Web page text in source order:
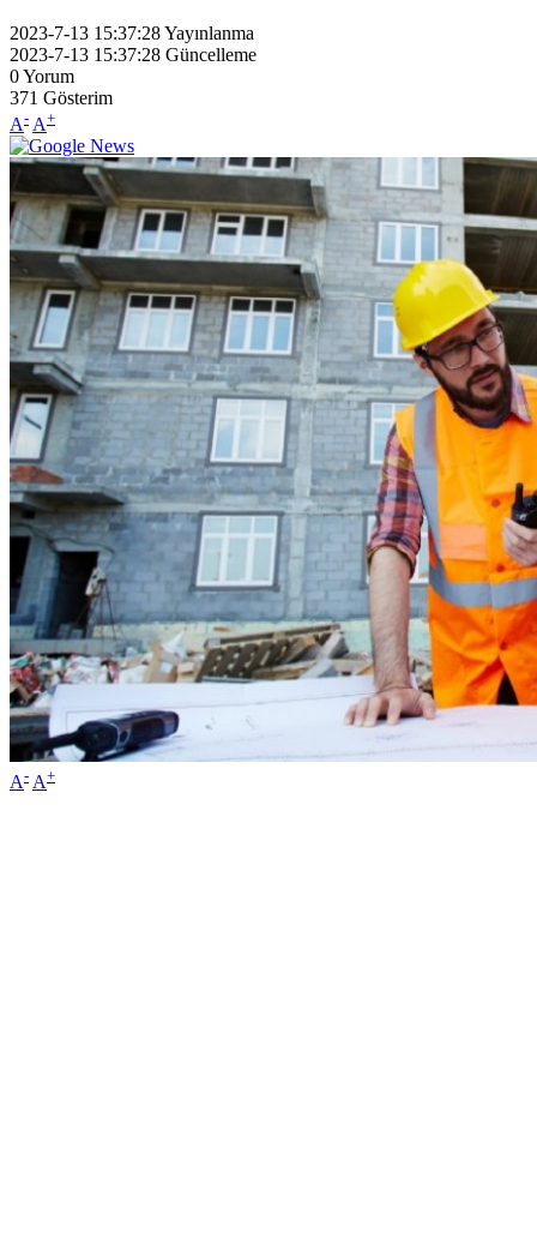
2023-7-13 15:37:28Yayınlanma
2023-7-13 15:37:28 Güncelleme
0Yorum
371 Gösterim
A- A+
A- A+